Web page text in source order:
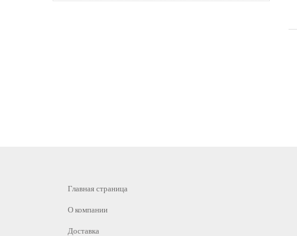
Главная страница
О компании
Доставка